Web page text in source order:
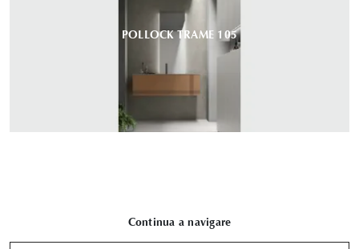
POLLOCK TRAME 105
Continua a navigare